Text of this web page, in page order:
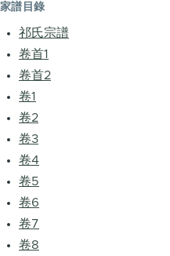
家譜目錄
祁氏宗譜
卷首1
卷首2
卷1
卷2
卷3
卷4
卷5
卷6
卷7
卷8